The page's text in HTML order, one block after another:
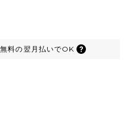
料の翌月払いでOK